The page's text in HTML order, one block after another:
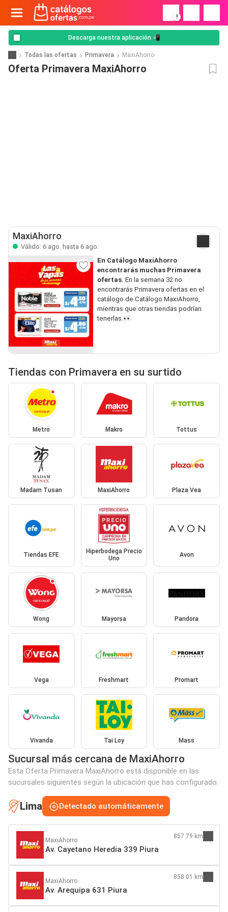
!
Descarga nuestra aplicación 📲
Todas las ofertas Primavera MaxiAhorro
Oferta Primavera MaxiAhorro
MaxiAhorro
Válido: 6 ago. hasta 6 ago.
En Catálogo MaxiAhorro
encontrarás muchas Primavera
ofertas. En la semana 32 no
encontrarás Primavera ofertas en el
catálogo de Catálogo MaxiAhorro,
mientras que otras tiendas podrían
tenerlas.👀
Tiendas con Primavera en su surtido
Metro Makro Tottus
Madam Tusan MaxiAhorro Plaza Vea
Tiendas EFE
Hiperbodega Precio
Uno
Avon
Wong Mayorsa Pandora
Vega Freshmart Promart
Vivanda Tai Loy Mass
Sucursal más cercana de MaxiAhorro
Esta Oferta Primavera MaxiAhorro está disponible en las
sucursales siguientes según la ubicación que has configurado:
Lima Detectado automáticamente
MaxiAhorro
Av. Cayetano Heredia 339 Piura
857.79 km
MaxiAhorro
Av. Arequipa 631 Piura
858.01 km